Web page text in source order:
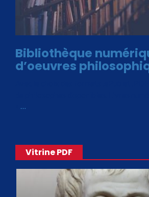
Bibliothèque
d’oeuvres
…
Vitrine PDF